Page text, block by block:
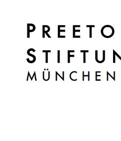
springen